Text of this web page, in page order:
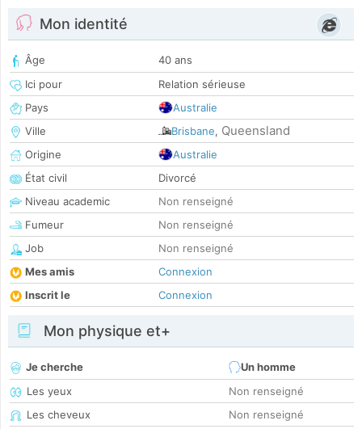
Mon identité
Âge
40 ans
Ici pour
Relation sérieuse
Pays
Australie
Ville
Brisbane, Queensland
Origine
Australie
État civil
Divorcé
Niveau academic
Non renseigné
Fumeur
Non renseigné
Job
Non renseigné
Mes amis
Connexion
Inscrit le
Connexion
Mon physique et+
Je cherche
Un homme
Les yeux
Non renseigné
Les cheveux
Non renseigné